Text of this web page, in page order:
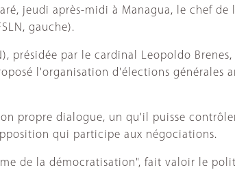
jeudi après-midi à Managua, le chef
gauche).
présidée par le cardinal Leopoldo
l'organisation d'élections
propre dialogue, un qu'il puisse
qui participe aux négociations.
de la démocratisation", fait valoir le